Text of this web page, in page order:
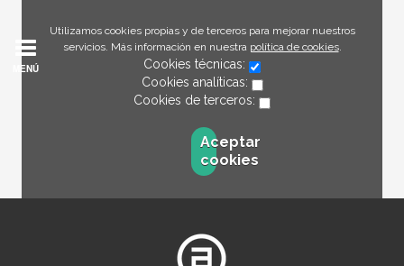
Utilizamos cookies propias y de terceros para mejorar nuestros
servicios. Más información en nuestra política de cookies.
Cookies técnicas:
Cookies analíticas:
Cookies de terceros:
Aceptar
cookies
MENÚ